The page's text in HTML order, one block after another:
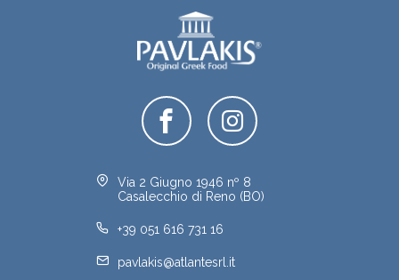
Via 2 Giugno 1946 nº 8
Casalecchio di Reno (BO)
+39 051 616 731 16
pavlakis@atlantesrl.it